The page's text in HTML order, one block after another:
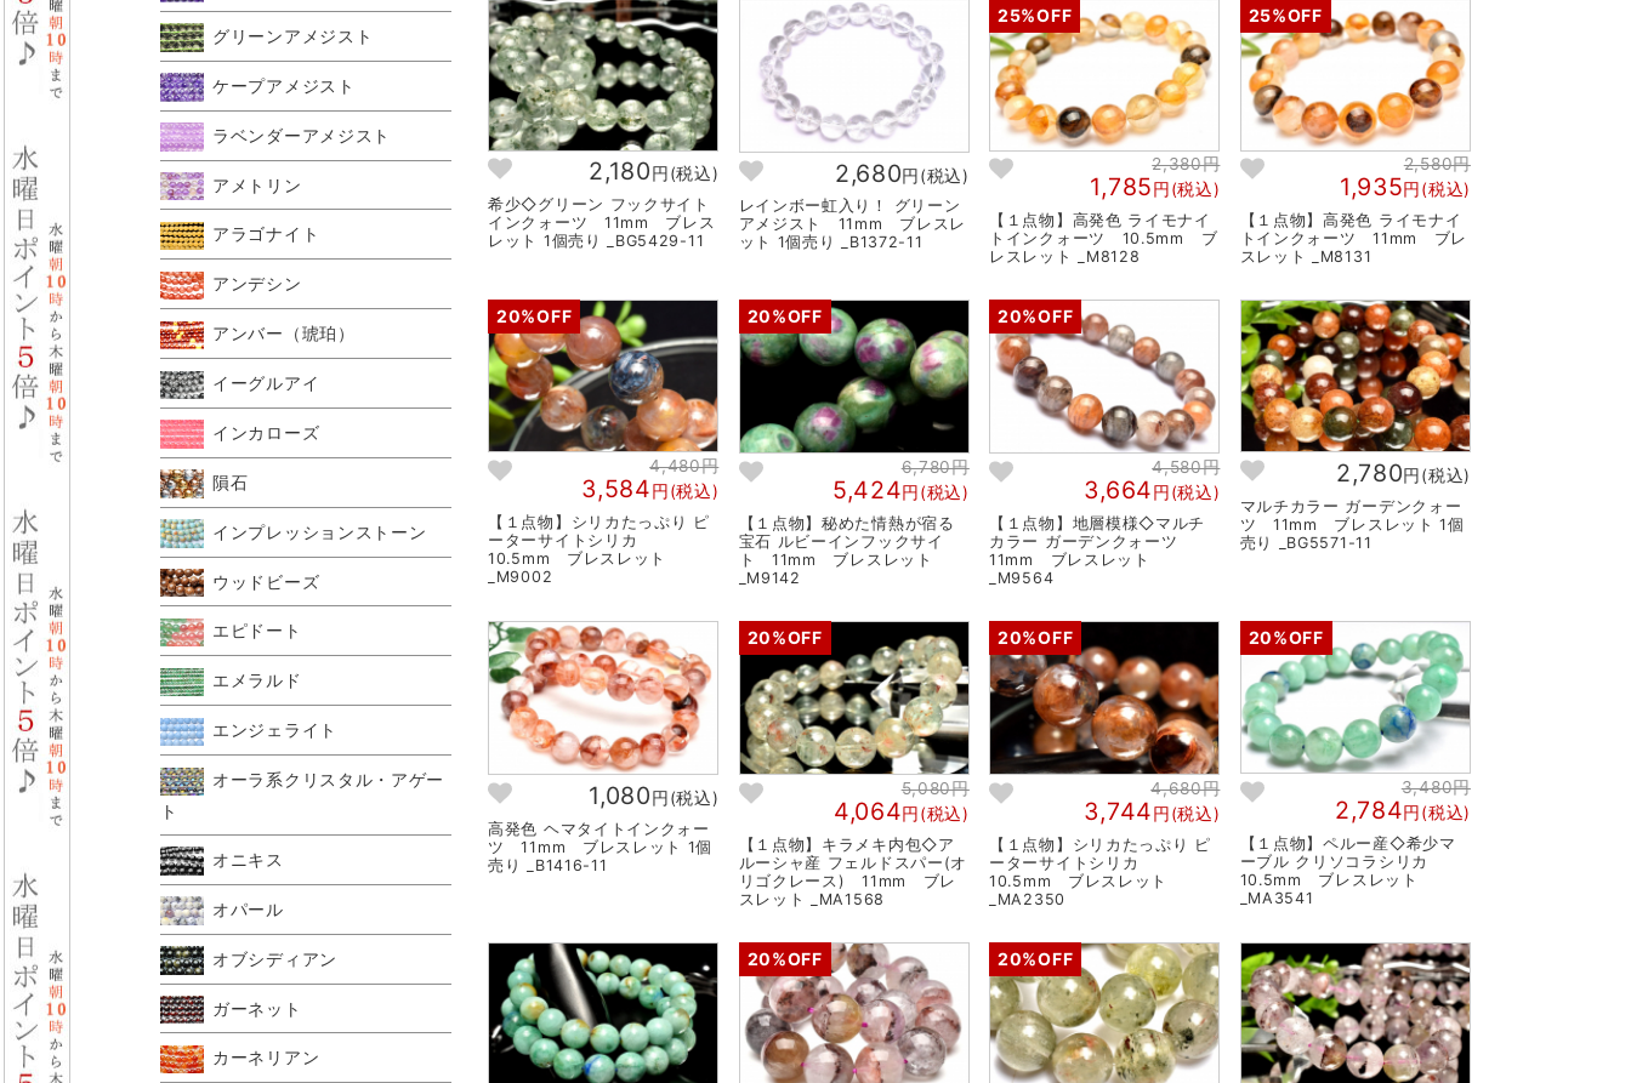
グリーンアメジスト
ケープアメジスト
ラベンダーアメジスト
アメトリン
アラゴナイト
アンデシン
アンバー（琥珀）
イーグルアイ
インカローズ
隕石
インプレッションストーン
ウッドビーズ
エピドート
エメラルド
エンジェライト
オーラ系クリスタル・アゲー
ト
オニキス
オパール
オブシディアン
ガーネット
カーネリアン
2,180円(税込)
希少◇グリーン フックサイト
インクォーツ 11mm ブレス
レット 1個売り _BG5429-11
2,680円(税込)
レインボー虹入り！ グリーン
アメジスト 11mm ブレスレ
ット 1個売り _B1372-11
25%OFF
2,380円
1,785円(税込)
【１点物】高発色 ライモナイ
トインクォーツ 10.5mm ブ
レスレット _M8128
25%OFF
2,580円
1,935円(税込)
【１点物】高発色 ライモナイ
トインクォーツ 11mm ブレ
スレット _M8131
20%OFF
4,480円
3,584円(税込)
【１点物】シリカたっぷり ピ
ーターサイトシリカ
10.5mm ブレスレット
_M9002
20%OFF
6,780円
5,424円(税込)
【１点物】秘めた情熱が宿る
宝石 ルビーインフックサイ
ト 11mm ブレスレット
_M9142
20%OFF
4,580円
3,664円(税込)
【１点物】地層模様◇マルチ
カラー ガーデンクォーツ
11mm ブレスレット
_M9564
2,780円(税込)
マルチカラー ガーデンクォー
ツ 11mm ブレスレット 1個
売り _BG5571-11
1,080円(税込)
高発色 ヘマタイトインクォー
ツ 11mm ブレスレット 1個
売り _B1416-11
20%OFF
5,080円
4,064円(税込)
【１点物】キラメキ内包◇ア
ルーシャ産 フェルドスパー(オ
リゴクレース) 11mm ブレ
スレット _MA1568
20%OFF
4,680円
3,744円(税込)
【１点物】シリカたっぷり ピ
ーターサイトシリカ
10.5mm ブレスレット
_MA2350
20%OFF
3,480円
2,784円(税込)
【１点物】ペルー産◇希少マ
ーブル クリソコラシリカ
10.5mm ブレスレット
_MA3541
20%OFF 20%OFF